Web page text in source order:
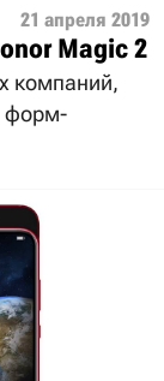
21 апреля 2019
Magic 2
компаний,
форм-